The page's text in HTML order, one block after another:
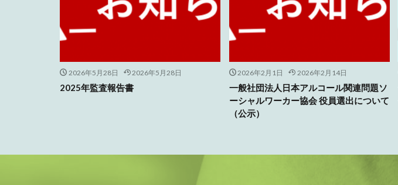
2026年5月28日 2026年5月28日
2025年監査報告書
2026年2月1日 2026年2月14日
一般社団法人日本アルコール関連問題ソ
ーシャルワーカー協会 役員選出について
（公示）